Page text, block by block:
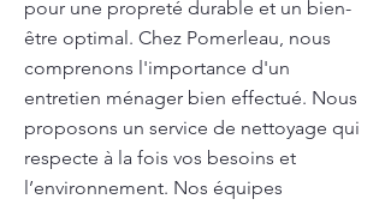
pour une propreté durable et un bien-
être optimal. Chez Pomerleau, nous
comprenons l'importance d'un
entretien ménager bien effectué. Nous
proposons un service de nettoyage qui
respecte à la fois vos besoins et
l’environnement. Nos équipes